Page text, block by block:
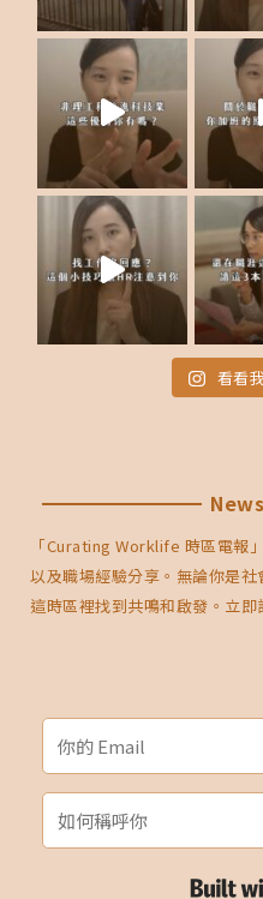
看看
「Curating Worklife 時區電報
以及職場經驗分享。無論你是
這時區裡找到共鳴和啟發。立